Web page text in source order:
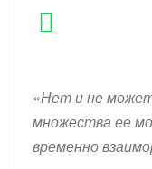
«Нет и не
множества ее
временно